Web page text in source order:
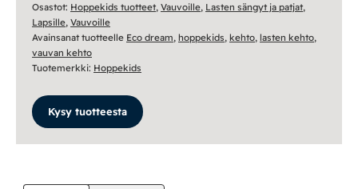
Osastot: Hoppekids tuotteet, Vauvoille, Lasten sängyt ja patjat,
Lapsille, Vauvoille
Avainsanat tuotteelle Eco dream, hoppekids, kehto, lasten kehto,
vauvan kehto
Tuotemerkki: Hoppekids
Kysy tuotteesta